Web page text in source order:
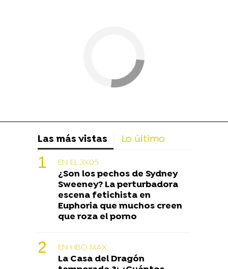
Las más vistas Lo último
EN EL 3X05
¿Son los pechos de Sydney
Sweeney? La perturbadora
escena fetichista en
Euphoria que muchos creen
que roza el porno
EN HBO MAX
La Casa del Dragón